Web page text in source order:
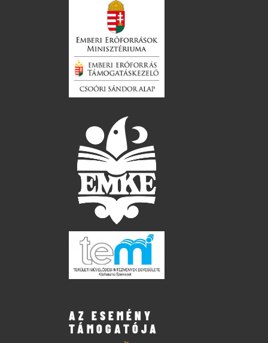
AZ ESEMÉNY
TÁMOGATÓJA